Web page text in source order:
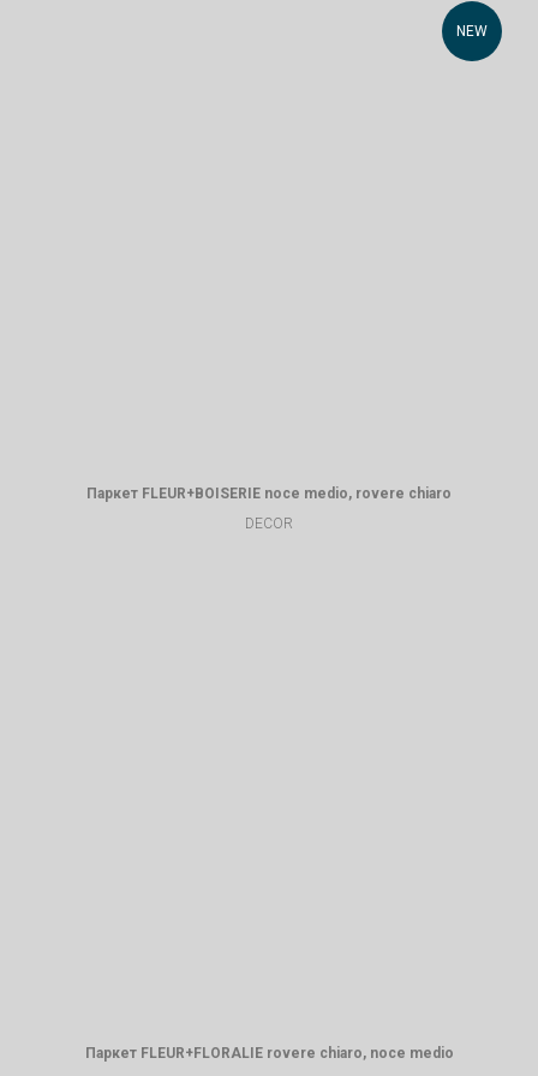
NEW
Паркет FLEUR+BOISERIE noce medio, rovere chiaro
DECOR
Паркет FLEUR+FLORALIE rovere chiaro, noce medio